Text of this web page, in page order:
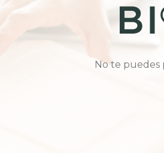
No te puedes